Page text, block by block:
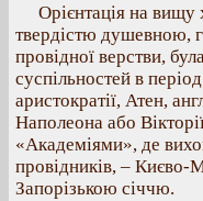
Орієнтація на
твердістю душевною,
провідної верстви,
суспільностей в
аристократії, Атен,
Наполеона або
«Академіями», де
провідників, – Києво-
Запорізькою січчю.